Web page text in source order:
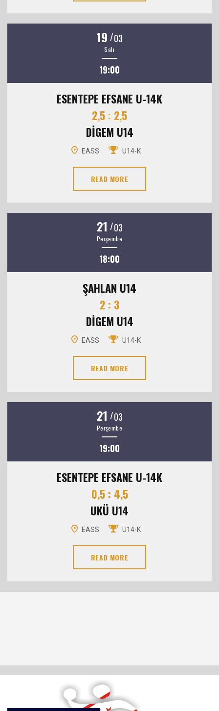
19 /03
Salı
19:00
ESENTEPE EFSANE U-14K
2,5 : 2,5
DİGEM U14
EASS U14-K
READ MORE
21 /03
Perşembe
18:00
ŞAHLAN U14
2 : 3
DİGEM U14
EASS U14-K
READ MORE
21 /03
Perşembe
19:00
ESENTEPE EFSANE U-14K
0,5 : 4,5
UKÜ U14
EASS U14-K
READ MORE